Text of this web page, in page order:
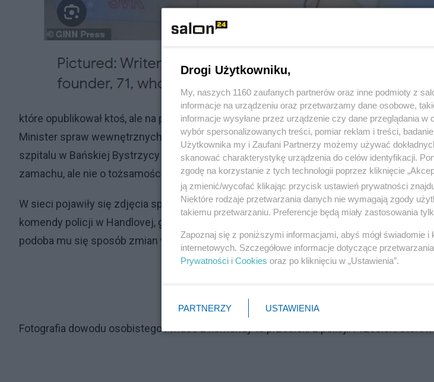
które opublikował ktoś, ale na pewno nie była to część oficjalnego przekazu organów
Minister spraw wewnętrznych występując na improwizowanej konferencji prasowej,
szpitalu w Bańskiej Bystrzycy gdzie operowano postrzelonego premiera, mówił o
zamachu, ale nie o tożsamości zamachowca
W sieci pojawiły się zdjęcia sprawcy po złapaniu a nawet wideo nakręcone
komendy policji w Handlovej, gdzie w krótkim fragmencie Juraj C. mówi, że nie zgadza
podoba mu się sposób zmian w telewizji publicznej oraz sprawa odwołania jednego
Fotografia dowodu osobistego i wideo z komendy to przecieki z policji. Przecieki
Drogi Użytkowniku,
My, naszych 1160 zaufanych partnerów oraz inne podmioty z
informacje na urządzeniu oraz przetwarzamy dane osobowe,
informacje wysyłane przez urządzenie czy dane przeglądania
wybór spersonalizowanych treści, pomiar reklam i treści,
Użytkownika my i Zaufani Partnerzy możemy używać
skanować charakterystykę urządzenia do celów identyfikacji.
zgodę na korzystanie z tych technologii poprzez kliknięcie
ją zmienić/wycofać klikając przycisk ustawień prywatności
Niektóre rodzaje przetwarzania danych nie wymagają zgody
takiemu przetwarzaniu. Preferencje będą miały zastosowania
Zapoznaj się z poniższymi informacjami, abyś mógł świadomie
internetowych. Szczegółowe informacje dotyczące
Prywatności i Cookies oraz po kliknięciu w „Ustawienia”.
PARTNERZY USTAWIENIA